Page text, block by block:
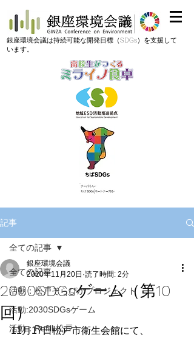
​銀座環境会議は持続可能な開発目標（SDGs）を支援して
います。
記事
全ての記事
活動：松戸そらぴかプロジェクト
活動:2030SDGsゲーム
活動：Refill 松戸
全ての記事
2030SDGsゲーム（第10
回）
銀座環境会議
2020年11月20日 読了時間: 2分
11月17日松戸市衛生会館にて、